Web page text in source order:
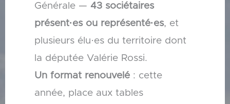
Générale —43 sociétaires
présent·es ou représenté·es, et
plusieurs élu·es du territoire dont
la députée Valérie Rossi.
Un format renouvelé : cette
année, place aux tables